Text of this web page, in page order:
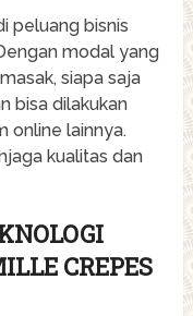
peluang bisnis
modal yang
siapa saja
bisa dilakukan
online lainnya.
kualitas dan
CREPES